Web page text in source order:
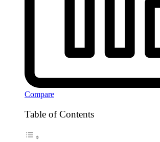
Compare
Table of Contents